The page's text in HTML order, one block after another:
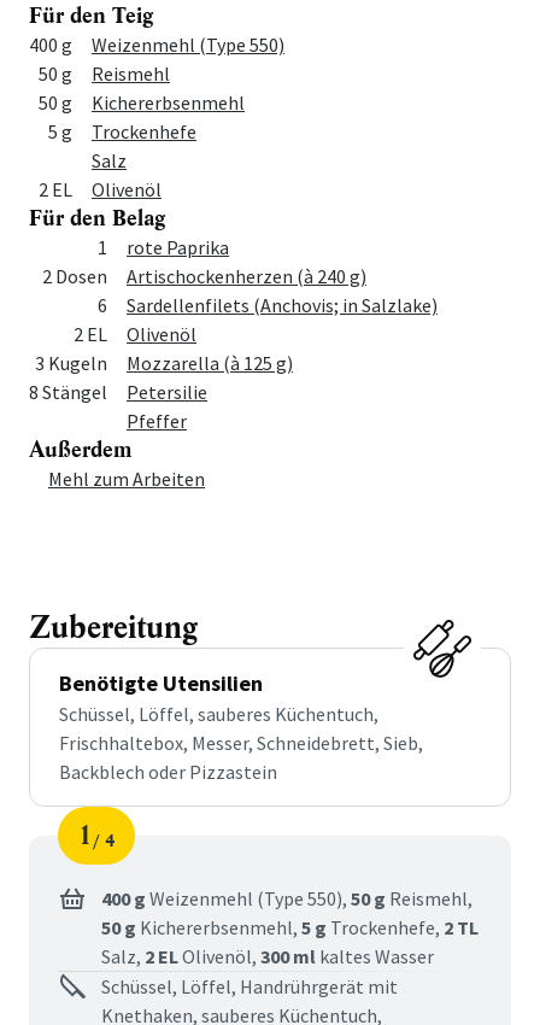
Für den Teig
Menge Zutat
400 g
Weizenmehl (Type 550)
50 g
Reismehl
50 g
Kichererbsenmehl
5 g
Trockenhefe
Salz
2 EL
Olivenöl
Für den Belag
Zutat
1
rote Paprika
2 Dosen
Artischockenherzen (à 240 g)
6
Sardellenfilets (Anchovis; in Salzlake)
2 EL
Olivenöl
3 Kugeln
Mozzarella (à 125 g)
8 Stängel
Petersilie
Pfeffer
Außerdem
MengeZutat
Mehl zum Arbeiten
Zubereitung
Benötigte Utensilien
Schüssel, Löffel, sauberes Küchentuch,
Frischhaltebox, Messer, Schneidebrett, Sieb,
Backblech oder Pizzastein
Schritt
1
von
4
400 g Weizenmehl (Type 550), 50 g Reismehl,
50 g Kichererbsenmehl, 5 g Trockenhefe, 2 TL
Salz, 2 ELOlivenöl, 300 ml kaltes Wasser
Schüssel, Löffel, Handrührgerät mit
Knethaken, sauberes Küchentuch,